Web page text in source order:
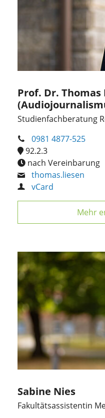
Prof. Dr. Thomas
Studienfachberatung
0981 4877-525
92.2.3
nach Vereinbarung
thomas.liesen
vCard
Mehr
Sabine Nies
Fakultätsassistentin